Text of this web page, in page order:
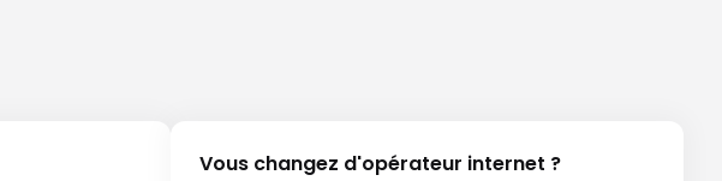
Vous changez d'opérateur internet ?